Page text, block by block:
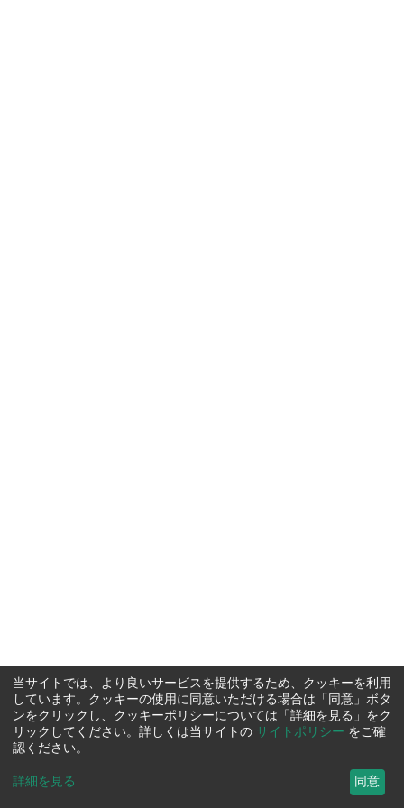
当サイトでは、より良いサービスを提供するため、クッキーを利用
しています。クッキーの使用に同意いただける場合は「同意」ボタ
ンをクリックし、クッキーポリシーについては「詳細を見る」をク
リックしてください。詳しくは当サイトの サイトポリシー をご確
認ください。
詳細を見る ... 同意